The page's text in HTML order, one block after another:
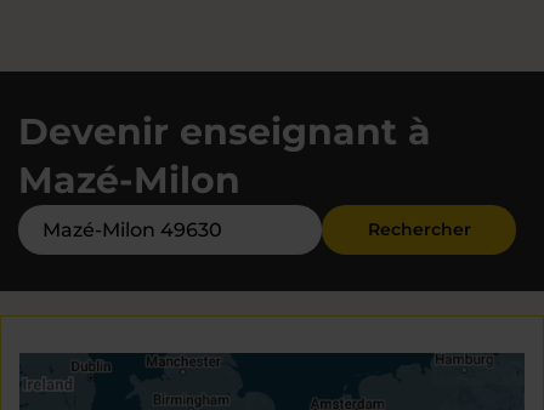
Devenir enseignant à
Mazé-Milon
Rechercher